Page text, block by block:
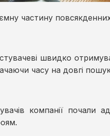
частину
швидко
часу на довгі
компанії почали